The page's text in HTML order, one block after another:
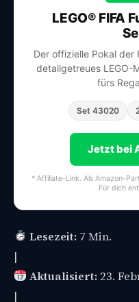
LEGO® FIFA
Der offizielle Pokal der
detailgetreues LEGO-
fürs
Set 43020
Jetzt bei
* Affiliate-Link. Als Amazon-
Für dich
Lesezeit:7 Min.
|
Aktualisiert:23.
|